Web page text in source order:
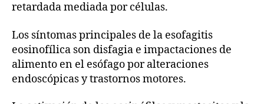
retardada mediada por células.
Los síntomas principales de la esofagitis
eosinofílica son disfagia e impactaciones de
alimento en el esófago por alteraciones
endoscópicas y trastornos motores.